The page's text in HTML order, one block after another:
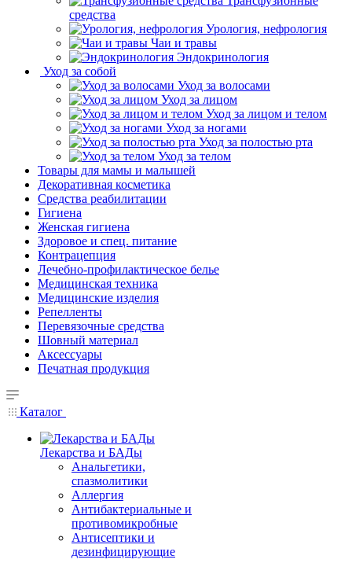
средства
Урология, нефрология
Чаи и травы
Эндокринология
Уход за собой
Уход за волосами
Уход за лицом
Уход за лицом и телом
Уход за ногами
Уход за полостью рта
Уход за телом
Товары для мамы и малышей
Декоративная косметика
Средства реабилитации
Гигиена
Женская гигиена
Здоровое и спец. питание
Контрацепция
Лечебно-профилактическое белье
Медицинская техника
Медицинские изделия
Репелленты
Перевязочные средства
Шовный материал
Аксессуары
Печатная продукция
Каталог
Лекарства и БАДы
Анальгетики,
спазмолитики
Аллергия
Антибактериальные и
противомикробные
Антисептики и
дезинфицирующие